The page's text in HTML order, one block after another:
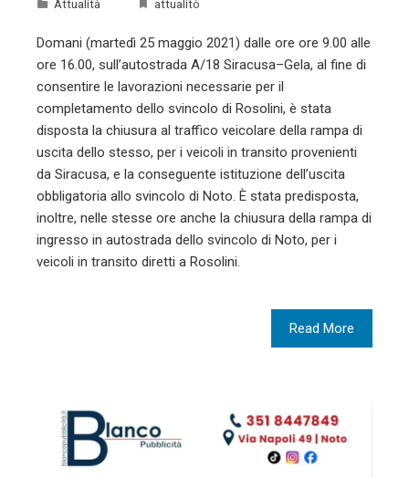
Attualità attualitò
Domani (martedì 25 maggio 2021) dalle ore ore 9.00 alle
ore 16.00, sull’autostrada A/18 Siracusa–Gela, al fine di
consentire le lavorazioni necessarie per il
completamento dello svincolo di Rosolini, è stata
disposta la chiusura al traffico veicolare della rampa di
uscita dello stesso, per i veicoli in transito provenienti
da Siracusa, e la conseguente istituzione dell’uscita
obbligatoria allo svincolo di Noto. È stata predisposta,
inoltre, nelle stesse ore anche la chiusura della rampa di
ingresso in autostrada dello svincolo di Noto, per i
veicoli in transito diretti a Rosolini.
Read More